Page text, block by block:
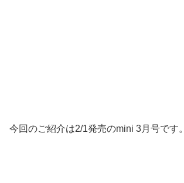
今回のご紹介は2/1発売のmini 3月号です。